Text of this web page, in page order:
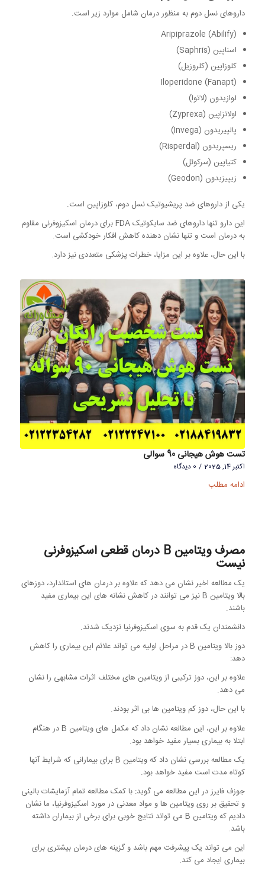
داروهای نسل دوم به منظور درمان شامل موارد زیر است.
Aripiprazole (Abilify)
اسناپین (Saphris)
کلوزاپین (کلروزیل)
Iloperidone (Fanapt)
لوازیدون (لاتوا)
اولانزاپین (Zyprexa)
پالپیریدون (Invega)
ریسپریدون (Risperdal)
کتیاپین (سرکوئل)
زیپیزیدون (Geodon)
یکی از داروهای ضد پریشیوتیک نسل دوم، کلوزاپین است.
این دارو تنها داروهای ضد سایکوتیک FDA برای درمان اسکیزوفرنی مقاوم
به درمان است و تنها نشان دهنده کاهش افکار خودکشی است.
با این حال، علاوه بر این مزایا، خطرات پزشکی متعددی نیز دارد.
تست هوش هیجانی 90 سوالی
اکتبر 14, 2025 / 0 دیدگاه
ادامه مطلب
مصرف ویتامین B درمان قطعی اسکیزوفرنی
نیست
یک مطالعه اخیر نشان می دهد که علاوه بر درمان های استاندارد، دوزهای
بالا ویتامین B نیز می توانند در کاهش نشانه های این بیماری مفید
باشند.
دانشمندان یک قدم به سوی اسکیزوفرنیا نزدیک شدند.
دوز بالا ویتامین B در مراحل اولیه می تواند علائم این بیماری را کاهش
دهد:
علاوه بر این، دوز ترکیبی از ویتامین های مختلف اثرات مشابهی را نشان
می دهد.
با این حال، دوز کم ویتامین ها بی اثر بودند.
علاوه بر این، این مطالعه نشان داد که مکمل های ویتامین B در هنگام
ابتلا به بیماری بسیار مفید خواهد بود.
یک مطالعه بررسی نشان داد که ویتامین B برای بیمارانی که شرایط آنها
کوتاه مدت است مفید خواهد بود.
جوزف فایرز در این مطالعه می گوید: با کمک مطالعه تمام آزمایشات بالینی
و تحقیق بر روی ویتامین ها و مواد معدنی در مورد اسکیزوفرنیا، ما نشان
دادیم که ویتامین B می تواند نتایج خوبی برای برخی از بیماران داشته
باشد.
این می تواند یک پیشرفت مهم باشد و گزینه های درمان بیشتری برای
بیماری ایجاد می کند.